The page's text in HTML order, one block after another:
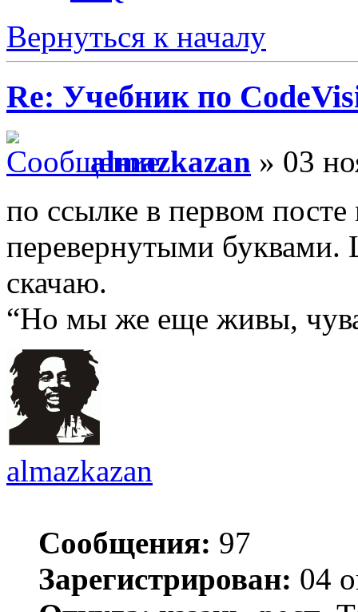
Вернуться к началу
Re: Учебник по
almazkazan » 03
по ссылке в первом
перевернутыми
скачаю.
“Но мы же еще ​живы,
almazkazan
Сообщения: 97
Зарегистрирован: 04